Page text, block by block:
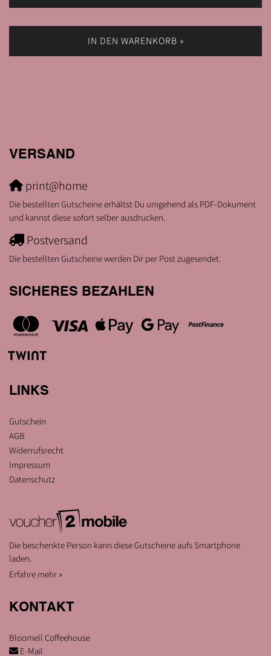
IN DEN WARENKORB »
VERSAND
print@home
Die bestellten Gutscheine erhältst Du umgehend als PDF-Dokument
und kannst diese sofort selber ausdrucken.
Postversand
Die bestellten Gutscheine werden Dir per Post zugesendet.
SICHERES BEZAHLEN
LINKS
Gutschein
AGB
Widerrufsrecht
Impressum
Datenschutz
Die beschenkte Person kann diese Gutscheine aufs Smartphone
laden.
Erfahre mehr »
KONTAKT
Bloomell Coffeehouse
E-Mail